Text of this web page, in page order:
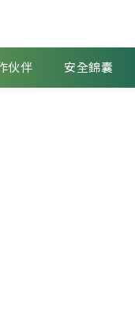
伙伴 安全錦囊